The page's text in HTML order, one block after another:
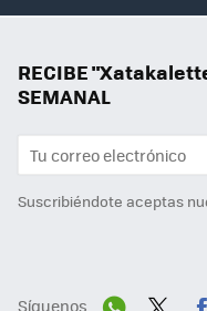
RECIBE
SEMANAL
Suscribiéndote aceptas
Síguenos